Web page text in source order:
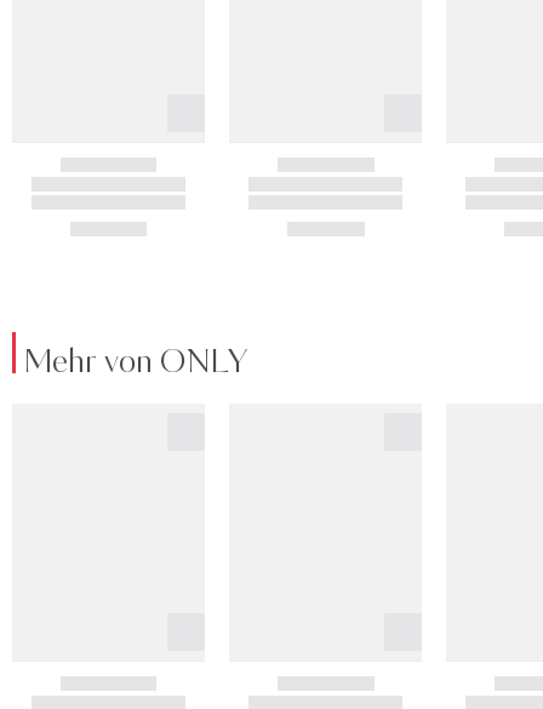
Mehr von ONLY